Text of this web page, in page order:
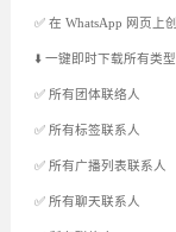
✅ 在 WhatsApp 网页上
⬇️ 一键即时下载所有类
✅ 所有团体联络人
✅ 所有标签联系人
✅ 所有广播列表联系人
✅ 所有聊天联系人